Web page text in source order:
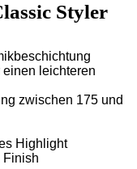
Styler
leichteren
zwischen 175 und
Highlight
Finish